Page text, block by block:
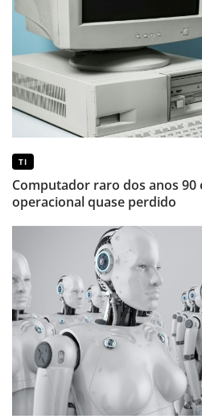
TI
Computador raro dos anos 90
operacional quase perdido